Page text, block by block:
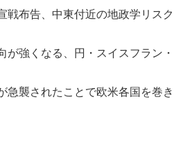
戦布告、中東付近の地政学リスク
が強くなる、円・スイスフラン・
急襲されたことで欧米各国を巻き